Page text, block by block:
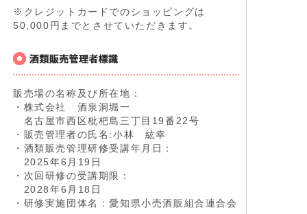
※クレジットカードでのショッピングは
50,000円までとさせていただきます。
販売場の名称及び所在地：
・株式会社 酒泉洞堀一
名古屋市西区枇杷島三丁目19番22号
・販売管理者の氏名:小林 紘幸
・酒類販売管理研修受講年月日：
2025年6月19日
・次回研修の受講期限：
2028年6月18日
・研修実施団体名：愛知県小売酒販組合連合会